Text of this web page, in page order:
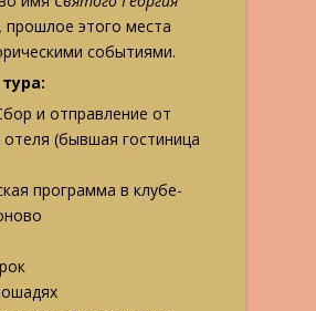
прошлое этого места
событиями.
и отправление от
(бывшая гостиница
программа в клубе-